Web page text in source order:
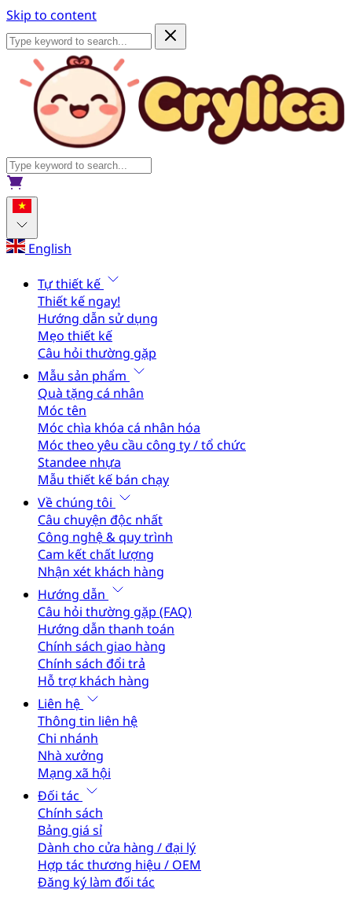
Skip to content
English
Tự thiết kế
Thiết kế ngay!
Hướng dẫn sử dụng
Mẹo thiết kế
Câu hỏi thường gặp
Mẫu sản phẩm
Quà tặng cá nhân
Móc tên
Móc chìa khóa cá nhân hóa
Móc theo yêu cầu công ty / tổ chức
Standee nhựa
Mẫu thiết kế bán chạy
Về chúng tôi
Câu chuyện độc nhất
Công nghệ & quy trình
Cam kết chất lượng
Nhận xét khách hàng
Hướng dẫn
Câu hỏi thường gặp (FAQ)
Hướng dẫn thanh toán
Chính sách giao hàng
Chính sách đổi trả
Hỗ trợ khách hàng
Liên hệ
Thông tin liên hệ
Chi nhánh
Nhà xưởng
Mạng xã hội
Đối tác
Chính sách
Bảng giá sỉ
Dành cho cửa hàng / đại lý
Hợp tác thương hiệu / OEM
Đăng ký làm đối tác